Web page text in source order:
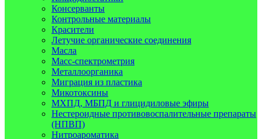
Консерванты
Контрольные материалы
Красители
Летучие органические соединения
Масла
Масс-спектрометрия
Металлоорганика
Миграция из пластика
Микотоксины
МХПД, МБПД и глицидиловые эфиры
Нестероидные противовоспалительные препараты
(НПВП)
Нитроароматика